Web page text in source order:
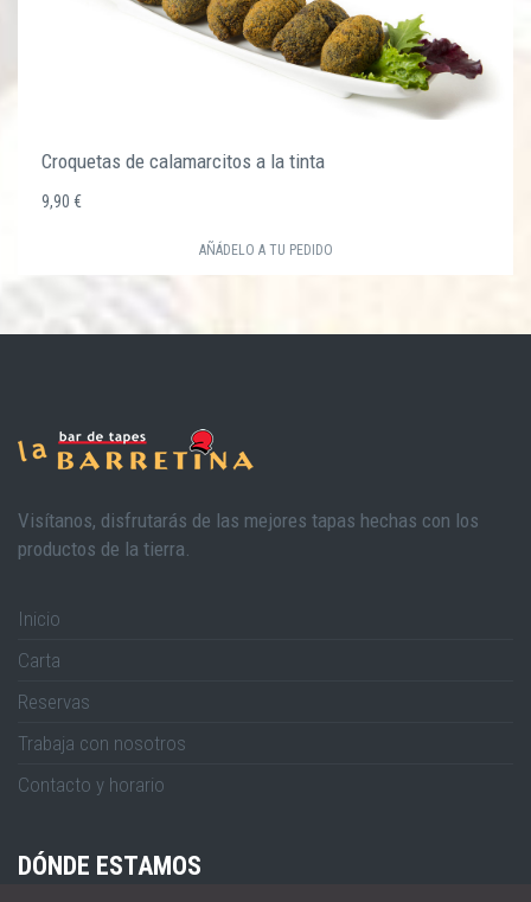
Croquetas de calamarcitos a la tinta
9,90 €
AÑÁDELO A TU PEDIDO
Visítanos, disfrutarás de las mejores tapas hechas con los
productos de la tierra.
Inicio
Carta
Reservas
Trabaja con nosotros
Contacto y horario
DÓNDE ESTAMOS